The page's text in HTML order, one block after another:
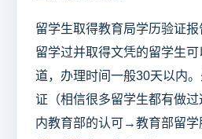
留学生取得教育局学历验证
留学过并取得文凭的留学生
道，办理时间一般30天以内
证（相信很多留学生都有做
内教育部的认可→教育部留学